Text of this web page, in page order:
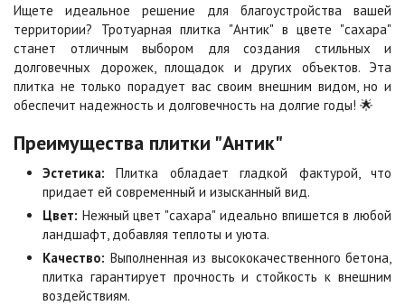
Каир
Цена по запросу
Кармен
Цена по запросу
Цена по запросу Цена по запросу
Коричневая
Цена по запросу
Красная
Цена по запросу
Листопад
Цена по запросу
Меланж
Ищете идеальное решение для благоустройства вашей
территории? Тротуарная плитка "Антик" в цвете "сахара"
станет отличным выбором для создания стильных и
долговечных дорожек, площадок и других объектов. Эта
плитка не только порадует вас своим внешним видом, но и
обеспечит надежность и долговечность на долгие годы! 🌟
Преимущества плитки "Антик"
Эстетика: Плитка обладает гладкой фактурой, что
придает ей современный и изысканный вид.
Цвет: Нежный цвет "сахара" идеально впишется в любой
ландшафт, добавляя теплоты и уюта.
Качество: Выполненная из высококачественного бетона,
плитка гарантирует прочность и стойкость к внешним
воздействиям.